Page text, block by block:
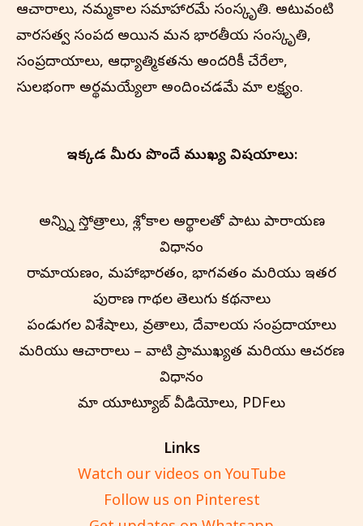
ఆచారాలు, నమ్మకాల సమాహారమే సంస్కృతి. అటువంటి
వారసత్వ సంపద అయిన మన భారతీయ సంస్కృతి,
సంప్రదాయాలు, ఆధ్యాత్మికతను అందరికీ చేరేలా,
సులభంగా అర్థమయ్యేలా అందించడమే మా లక్ష్యం.
ఇక్కడ మీరు పొందే ముఖ్య విషయాలు:
అన్న్ని స్తోత్రాలు, శ్లోకాల అర్థాలతో పాటు పారాయణ
విధానం
రామాయణం, మహాభారతం, భాగవతం మరియు ఇతర
పురాణ గాథల తెలుగు కథనాలు
పండుగల విశేషాలు, వ్రతాలు, దేవాలయ సంప్రదాయాలు
మరియు ఆచారాలు – వాటి ప్రాముఖ్యత మరియు ఆచరణ
విధానం
మా యూట్యూబ్ వీడియోలు, PDFలు
Links
Watch our videos on YouTube
Follow us on Pinterest